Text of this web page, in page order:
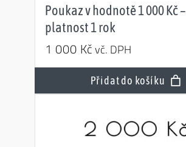
Poukaz v hodnotě 1 000 Kč –
platnost 1 rok
1 000Kčvč. DPH
Přidat do košíku